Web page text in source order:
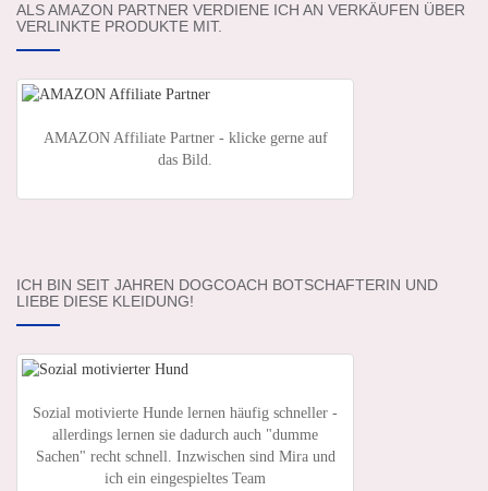
ALS AMAZON PARTNER VERDIENE ICH AN VERKÄUFEN ÜBER
VERLINKTE PRODUKTE MIT.
AMAZON Affiliate Partner - klicke gerne auf
das Bild.
ICH BIN SEIT JAHREN DOGCOACH BOTSCHAFTERIN UND
LIEBE DIESE KLEIDUNG!
Sozial motivierte Hunde lernen häufig schneller -
allerdings lernen sie dadurch auch "dumme
Sachen" recht schnell. Inzwischen sind Mira und
ich ein eingespieltes Team